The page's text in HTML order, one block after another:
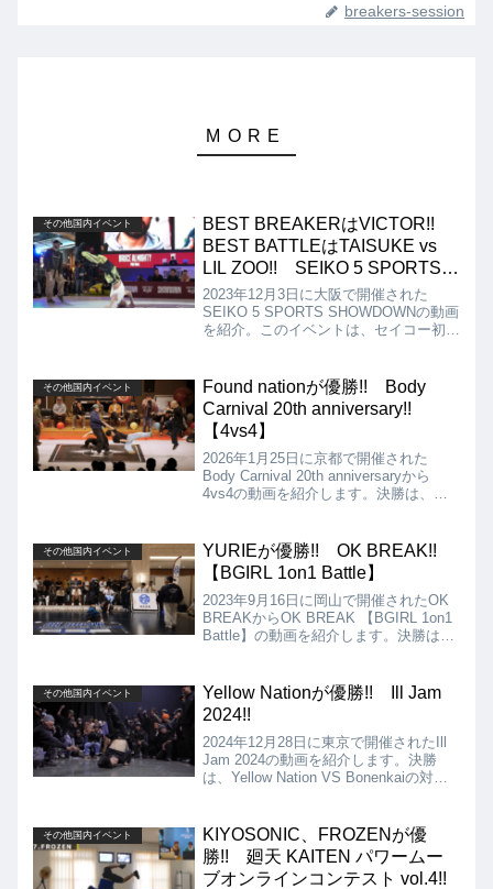
breakers-session
その他国内イベント
BEST BREAKERはVICTOR!!
BEST BATTLEはTAISUKE vs
LIL ZOO!! SEIKO 5 SPORTS
SHOWDOWN!!
2023年12月3日に大阪で開催された
SEIKO 5 SPORTS SHOWDOWNの動画
を紹介。このイベントは、セイコー初の
名の大人気Bboyが集結し、 5つのバト
ルが繰り広げられるといったものになり
ます。
その他国内イベント
Found nationが優勝!! Body
Carnival 20th anniversary!!
【4vs4】
2026年1月25日に京都で開催された
Body Carnival 20th anniversaryから
4vs4の動画を紹介します。決勝は、
となりました!!
その他国内イベント
YURIEが優勝!! OK BREAK!!
【BGIRL 1on1 Battle】
2023年9月16日に岡山で開催されたOK
BREAKからOK BREAK 【BGIRL 1on1
Battle】の動画を紹介します。決勝は、
その他国内イベント
Yellow Nationが優勝!! Ill Jam
2024!!
2024年12月28日に東京で開催されたIll
Jam 2024の動画を紹介します。決勝
は、Yellow Nation VS Bonenkaiの対決
その他国内イベント
KIYOSONIC、FROZENが優
勝!! 廻天 KAITEN パワームー
ブオンラインコンテスト vol.4!!